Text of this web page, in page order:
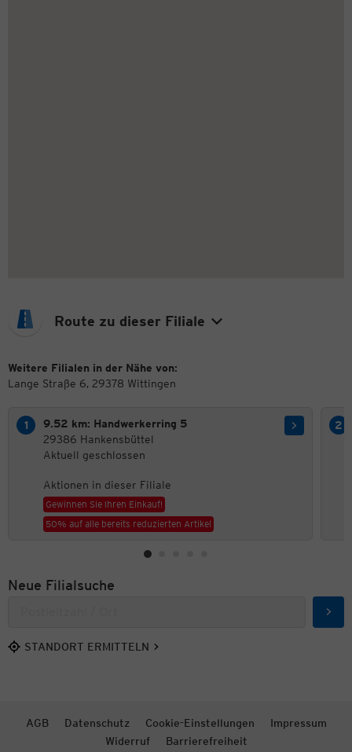
Route zu dieser Filiale
Weitere Filialen in der Nähe von:
Lange Straße 6, 29378 Wittingen
9.52 km: Handwerkerring 5
29386 Hankensbüttel
Aktuell geschlossen
Aktionen in dieser Filiale
Gewinnen Sie Ihren Einkauf!
50% auf alle bereits reduzierten Artikel
Neue Filialsuche
STANDORT ERMITTELN
AGB Datenschutz Cookie-Einstellungen
Impressum
Widerruf
Barrierefreiheit